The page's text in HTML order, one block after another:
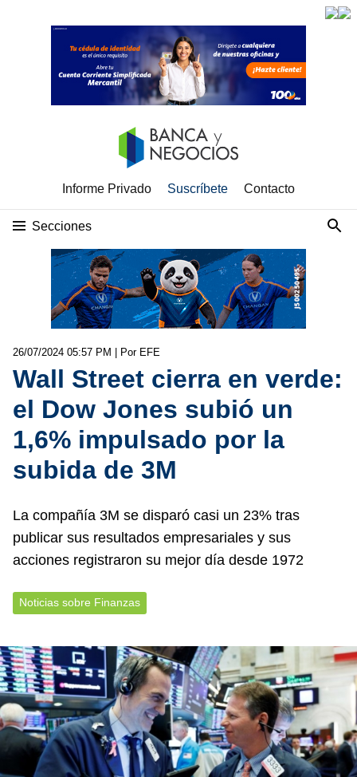
Informe Privado Suscríbete Contacto
Secciones
26/07/2024 05:57 PM | Por EFE
Wall Street cierra en verde:
el Dow Jones subió un
1,6% impulsado por la
subida de 3M
La compañía 3M se disparó casi un 23% tras
publicar sus resultados empresariales y sus
acciones registraron su mejor día desde 1972
Noticias sobre Finanzas